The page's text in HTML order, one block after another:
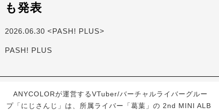
も発表
2026.06.30 <PASH! PLUS>
PASH! PLUS
ANYCOLORが運営するVTuber/バーチャルライバーグルー
プ「にじさんじ」は、所属ライバー「葛葉」の 2nd MINI ALB